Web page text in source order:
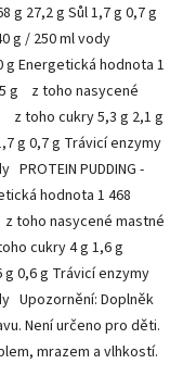
g 27,2 g Sůl 1,7 g 0,7 g
g / 250 ml vody
g Energetická hodnota 1
g z toho nasycené
z toho cukry 5,3 g 2,1 g
g 0,7 g Trávicí enzymy
PUDDING -
hodnota 1 468
toho nasycené mastné
cukry 4 g 1,6 g
g 0,6 g Trávicí enzymy
Upozornění: Doplněk
Není určeno pro děti.
mrazem a vlhkostí.